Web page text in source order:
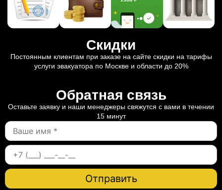
Скидки
Постоянным клиентам при заказе на сайте скидки на тарифы
услуги эвакуатора по Москве и области до 20%
Обратная связь
Оставьте заявку и наши менеджеры свяжутся с вами в течении
15 минут